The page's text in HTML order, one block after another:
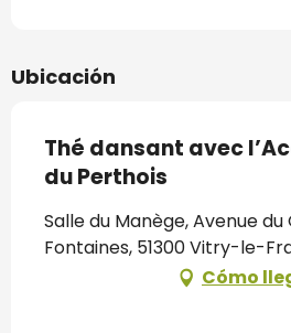
Ubicación
Thé dansant avec
du Perthois
Salle du Manège, Avenue du
Fontaines, 51300 Vitry-le-
Cómo